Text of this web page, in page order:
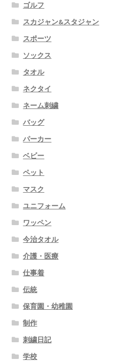
ゴルフ
スカジャン&スタジャン
スポーツ
ソックス
タオル
ネクタイ
ネーム刺繍
バッグ
パーカー
ベビー
ペット
マスク
ユニフォーム
ワッペン
今治タオル
介護・医療
仕事着
伝統
保育園・幼稚園
制作
刺繍日記
学校